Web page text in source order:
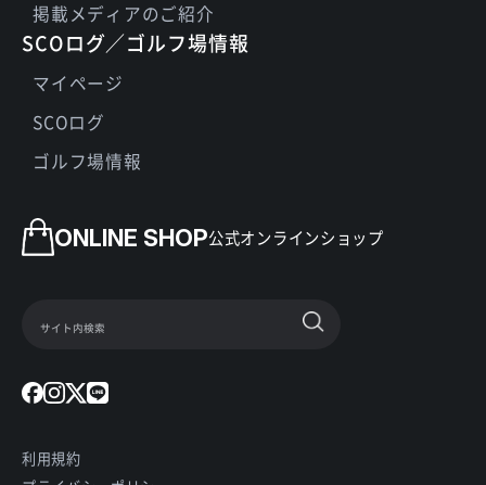
ONLINE SHOP公式オンラインショップ
利用規約
掲載メディアのご紹介
SCOログ／ゴルフ場情報
マイページ
SCOログ
ゴルフ場情報